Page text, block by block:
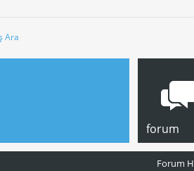
Ara
forum
Forum